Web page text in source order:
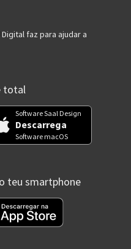
faz para ajudar a
total
Software Saal Design
Descarrega
Software macOS
teu smartphone